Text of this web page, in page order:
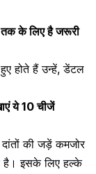
तक के लिए है जरूरी
होते हैं उन्हें, डेंटल
ये 10 चीजें
की जड़ें कमजोर
है। इसके लिए हल्के